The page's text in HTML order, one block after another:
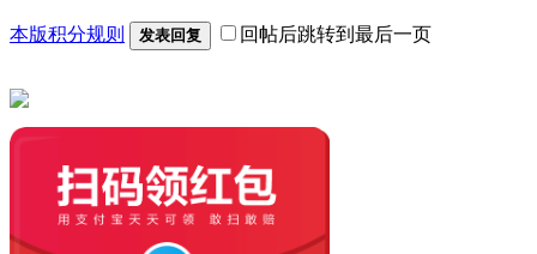
本版积分规则 发表回复 回帖后跳转到最后一页